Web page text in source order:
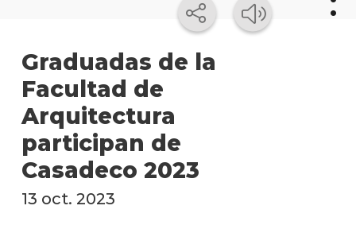
Graduadas de la
Facultad de
Arquitectura
participan de
Casadeco 2023
13 oct. 2023